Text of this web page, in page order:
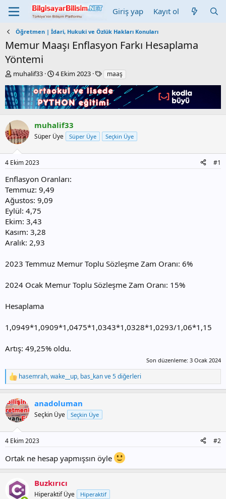
Giriş yap Kayıt ol
Öğretmen | İdari, Hukuki ve Özlük Hakları Konuları
Memur Maaşı Enflasyon Farkı Hesaplama
Yöntemi
K
n
b
u
y
u
b
a
ş
l
t
a
n
muhalif33
B
ş
l
a
g
ı
t
i
4 Ekim 2023
E
i
k
e
e
maaş
muhalif33
Süper Üye Süper Üye Seçkin Üye
4 Ekim 2023 #1
Enflasyon Oranları:
Temmuz: 9,49
Ağustos: 9,09
Eylül: 4,75
Ekim: 3,43
Kasım: 3,28
Aralık: 2,93
2023 Temmuz Memur Toplu Sözleşme Zam Oranı: 6%
2024 Ocak Memur Toplu Sözleşme Zam Oranı: 15%
Hesaplama
1,0949*1,0909*1,0475*1,0343*1,0328*1,0293/1,06*1,15
Artış: 49,25% oldu.
Son düzenleme: 3 Ocak 2024
T
e
k
i
l
hasemrah,wake__up, bas_kanve 5 diğerleri
anadoluman
Seçkin Üye Seçkin Üye
4 Ekim 2023 #2
Ortak ne hesap yapmışsın öyle
Buzkırıcı
Hiperaktif Üye Hiperaktif